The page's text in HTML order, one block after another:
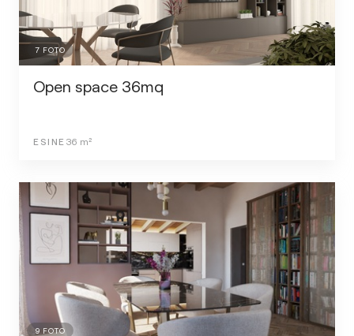
7 FOTO
Open space 36mq
ESINE 36 m²
9 FOTO